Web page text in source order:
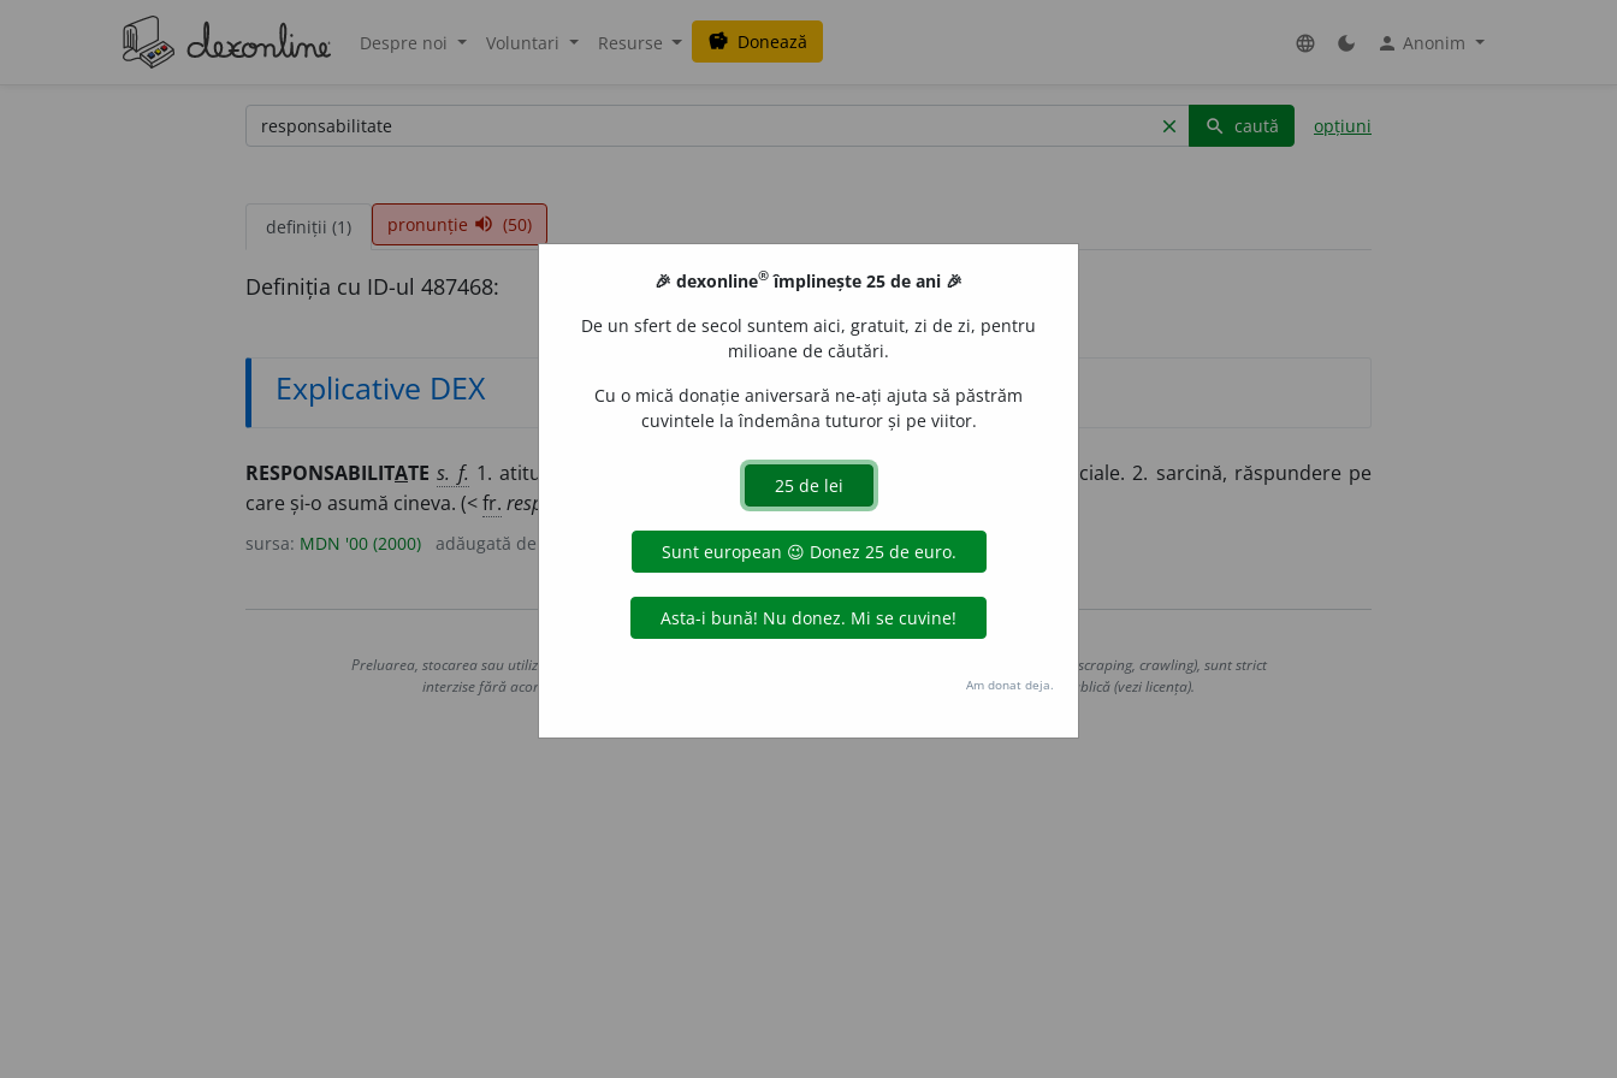
Despre noi Voluntari Resurse savings Donează language dark_mode person Anonim
clear search caută opțiuni
definiții (1) pronunție volume_up (50)
Definiția cu ID-ul 487468:
Explicative DEX
RESPONSABILITATE s. f. 1. atitudine conștientă, simț de răspundere față de obligațiile sociale. 2. sarcină, răspundere pe
care și-o asumă cineva. (<fr. responsabilité
sursa: MDN '00 (2000) adăugată de acțiuni
Copyright © 2004-2026 dexonline (https://dexonline.ro)
Preluarea, stocarea sau utilizarea datelor de pe acest site, inclusiv prin orice metode de extragere automată (web scraping, crawling), sunt strict
interzise fără acordul nostru prealabil scris, cu excepția seturilor de date oferite oficial spre utilizare publică (vezi licența).
🎉 dexonline® împlinește 25 de ani 🎉
De un sfert de secol suntem aici, gratuit, zi de zi, pentru
milioane de căutări.
Cu o mică donație aniversară ne-ați ajuta să păstrăm
cuvintele la îndemâna tuturor și pe viitor.
Am donat deja.